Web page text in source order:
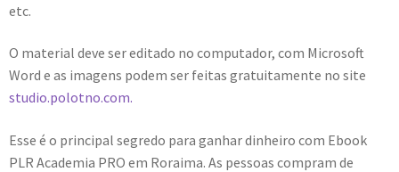
etc.
O material deve ser editado no computador, com Microsoft
Word e as imagens podem ser feitas gratuitamente no site
studio.polotno.com.
Esse é o principal segredo para ganhar dinheiro com Ebook
PLR Academia PRO em Roraima. As pessoas compram de